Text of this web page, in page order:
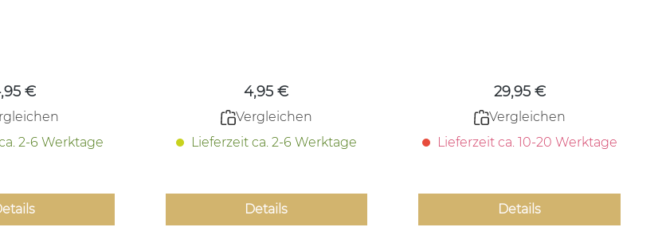
€
2-6 Werktage
4,95 €
Vergleichen
Lieferzeit ca. 2-6 Werktage
Details
29,95 €
Vergleichen
Lieferzeit ca. 10-20 Werktage
Details